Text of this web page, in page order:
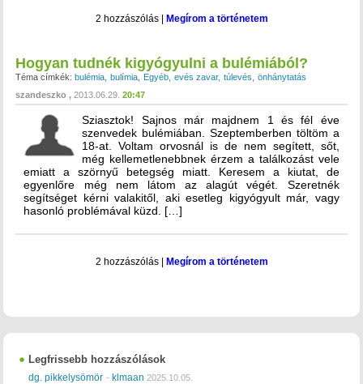
2 hozzászólás| Megírom a történetem
Hogyan tudnék kigyógyulni a bulémiából?
Téma címkék: bulémia bulímia Egyéb evés zavar túlevés
önhánytatás
szandeszko
2013.06.29. 20:47
Sziasztok! Sajnos már majdnem 1 és fél éve
szenvedek bulémiában. Szeptemberben töltöm a
18-at. Voltam orvosnál is de nem segített, sőt,
még kellemetlenebbnek érzem a találkozást vele
emiatt a szörnyű betegség miatt. Keresem a kiutat, de
egyenlőre még nem látom az alagút végét. Szeretnék
segítséget kérni valakitől, aki esetleg kigyógyult már, vagy
hasonló problémával küzd. […]
2 hozzászólás| Megírom a történetem
Legfrissebb hozzászólások
dg. pikkelysömör - klmaan 2025.10.05.